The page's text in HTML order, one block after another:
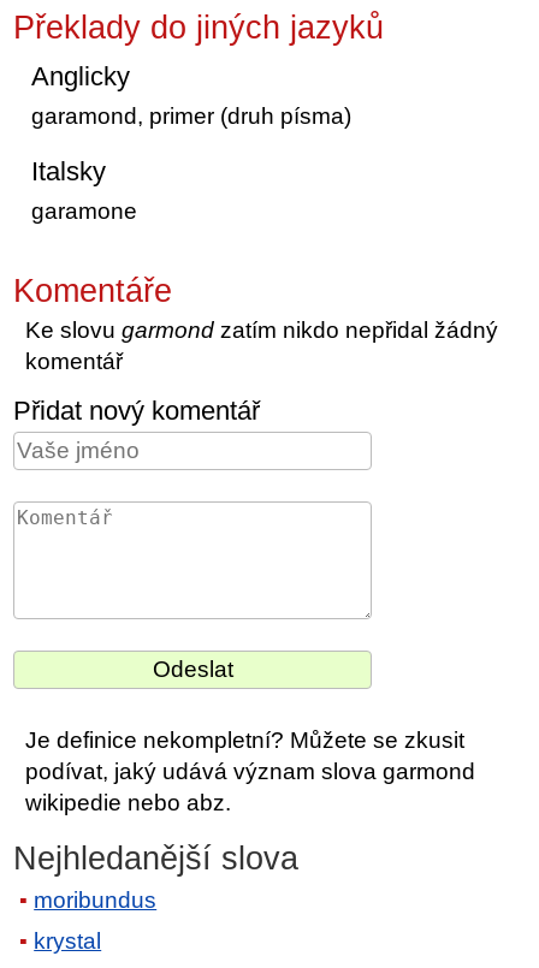
Překlady do jiných jazyků
Anglicky
garamond, primer (druh písma)
Italsky
garamone
Komentáře
Ke slovugarmond zatím nikdo nepřidal žádný
komentář
Přidat nový komentář
Je definice nekompletní? Můžete se zkusit
podívat, jaký udává význam slova garmond
wikipedie nebo abz.
Nejhledanější slova
moribundus
krystal